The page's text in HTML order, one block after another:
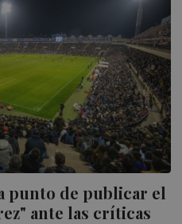
punto de publicar el
ante las críticas